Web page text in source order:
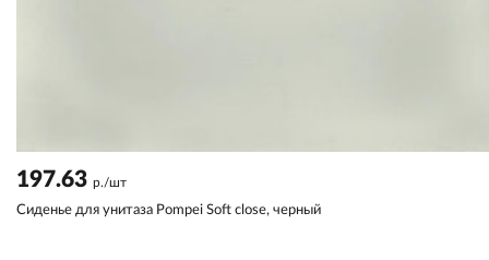
197.63 р./шт
Сиденье для унитаза Pompei Soft close, черный